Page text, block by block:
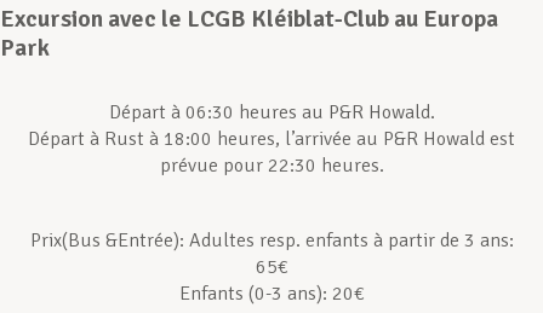
Assistance en vie privée
Développement professionnel
Excursion avec le LCGB Kléiblat-Club au Europa
Park
Départ à 06:30 heures au P&R Howald.
Départ à Rust à 18:00 heures, l’arrivée au P&R Howald est
prévue pour 22:30 heures.
Prix(Bus &Entrée): Adultes resp. enfants à partir de 3 ans:
65€
Enfants (0-3 ans): 20€